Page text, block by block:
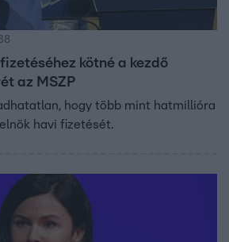
kötné a kezdő
az MSZP
hogy több mint hatmillióra
havi fizetését.